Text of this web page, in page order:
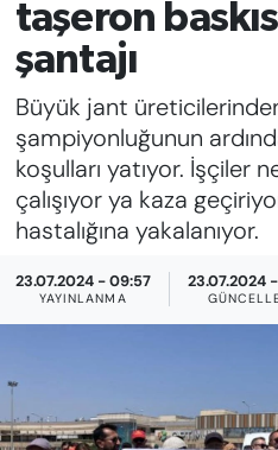
taşeron
şantajı
Büyük jant
şampiyonluğunun
koşulları yatıyor. İşçiler
çalışıyor ya kaza
hastalığına yakalanıyor.
23.07.2024 - 09:57
YAYINLANMA
23.07.2024
GAZETECİLİĞİNİ
FAYDALI BİLGİLER
GÜNDEM
EĞİTİM
KADIN
Süper Lig Puan
Tüm Manşetler
Son Dakika Haberleri
Haber Arşivi